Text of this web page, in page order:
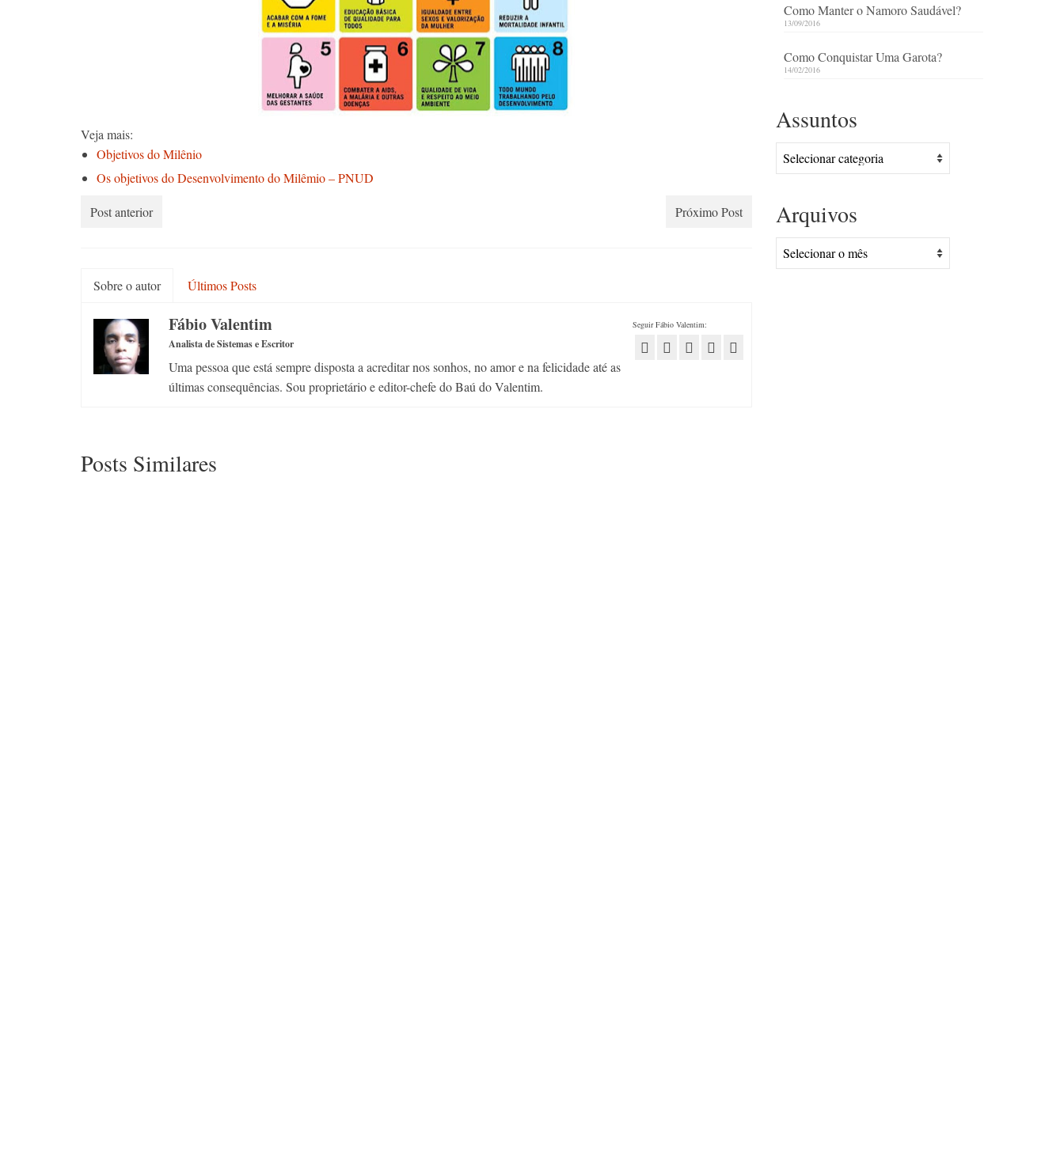
Veja mais:
Objetivos do Milênio
Os objetivos do Desenvolvimento do Milêmio – PNUD
Post anterior Próximo Post
Sobre o autor Últimos Posts
Seguir Fábio Valentim:
Fábio Valentim
Analista de Sistemas e Escritor
Uma pessoa que está sempre disposta a acreditar nos sonhos, no amor e na felicidade até as
últimas consequências. Sou proprietário e editor-chefe do Baú do Valentim.
Posts Similares
Como Manter o Namoro Saudável?
13/09/2016
Como Conquistar Uma Garota?
14/02/2016
Assuntos
Assuntos
Arquivos
Arquivos